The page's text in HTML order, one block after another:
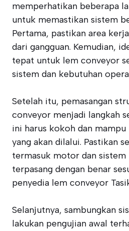
memperhatikan beberapa
untuk memastikan sistem
Pertama, pastikan area
dari gangguan. Kemudian,
tepat untuk lem conveyor
sistem dan kebutuhan
Setelah itu, pemasangan
conveyor menjadi langkah
ini harus kokoh dan mampu
yang akan dilalui. Pastikan
termasuk motor dan sistem
terpasang dengan benar
penyedia lem conveyor
Selanjutnya, sambungkan
lakukan pengujian awal